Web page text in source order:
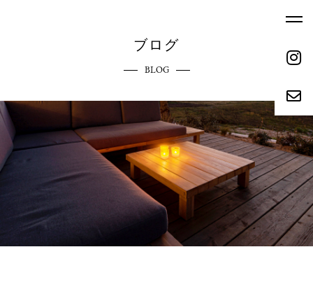
ホーム
HOME
エクステリアへのこだわり
COMMITMENT
参考価格
REFERENCE PRICE
施工実績
ブログ
BLOG